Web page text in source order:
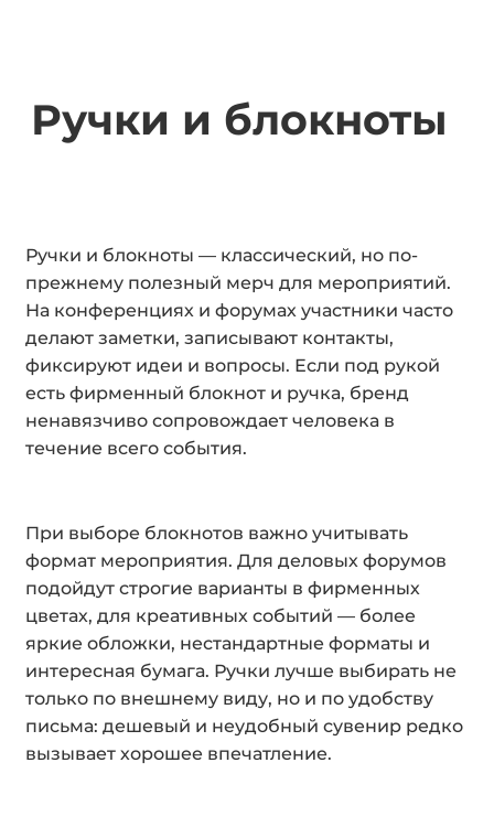
Ручки и блокноты
Ручки и блокноты — классический, но по-
прежнему полезный мерч для мероприятий.
На конференциях и форумах участники часто
делают заметки, записывают контакты,
фиксируют идеи и вопросы. Если под рукой
есть фирменный блокнот и ручка, бренд
ненавязчиво сопровождает человека в
течение всего события.
При выборе блокнотов важно учитывать
формат мероприятия. Для деловых форумов
подойдут строгие варианты в фирменных
цветах, для креативных событий — более
яркие обложки, нестандартные форматы и
интересная бумага. Ручки лучше выбирать не
только по внешнему виду, но и по удобству
письма: дешевый и неудобный сувенир редко
вызывает хорошее впечатление.